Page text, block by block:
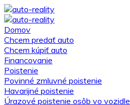
Domov
Chcem predať auto
Chcem kúpiť auto
Financovanie
Poistenie
Povinné zmluvné poistenie
Havarijné poistenie
Úrazové poistenie osôb vo vozidle